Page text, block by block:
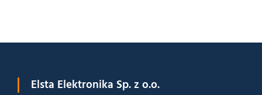
Elsta Elektronika Sp. z o.o.